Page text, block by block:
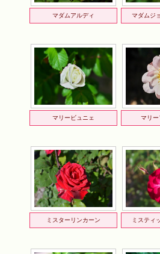
マダムアルディ マダムジ
マリービュニェ マリー
ミスターリンカーン ミスティ